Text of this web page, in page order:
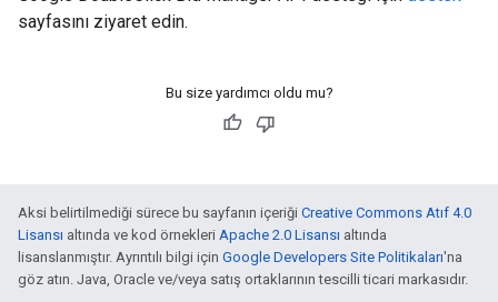
sayfasını ziyaret edin.
Bu size yardımcı oldu mu?
Aksi belirtilmediği sürece bu sayfanın içeriği Creative Commons Atıf 4.0
Lisansı altında ve kod örnekleri Apache 2.0 Lisansı altında
lisanslanmıştır. Ayrıntılı bilgi için Google Developers Site Politikaları'na
göz atın. Java, Oracle ve/veya satış ortaklarının tescilli ticari markasıdır.